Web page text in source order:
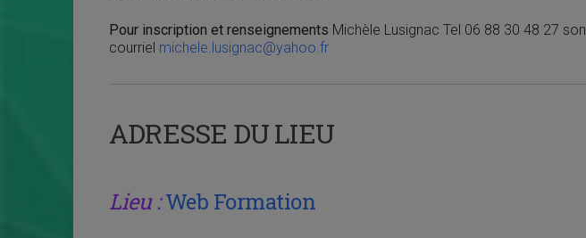
Pour inscription et renseignements Michèle Lusignac Tel 06 88 30 48 27 son
courriel michele.lusignac@yahoo.fr
ADRESSE DU LIEU
Lieu :Web Formation